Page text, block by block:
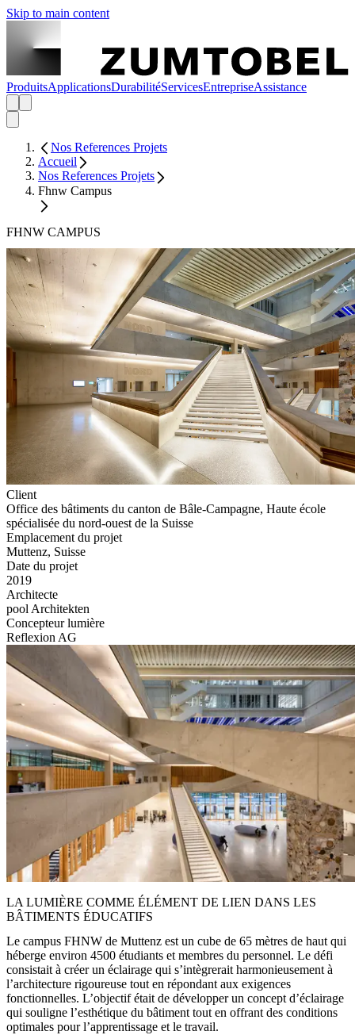
Skip to main content
ProduitsApplicationsDurabilitéServicesEntrepriseAssistance
Nos References Projets
Accueil
Nos References Projets
Fhnw Campus
FHNW CAMPUS
Client
Office des bâtiments du canton de Bâle-Campagne, Haute école
spécialisée du nord-ouest de la Suisse
Emplacement du projet
Muttenz, Suisse
Date du projet
2019
Architecte
pool Architekten
Concepteur lumière
Reflexion AG
LA LUMIÈRE COMME ÉLÉMENT DE LIEN DANS LES
BÂTIMENTS ÉDUCATIFS
Le campus FHNW de Muttenz est un cube de 65 mètres de haut qui
héberge environ 4500 étudiants et membres du personnel. Le défi
consistait à créer un éclairage qui s’intègrerait harmonieusement à
l’architecture rigoureuse tout en répondant aux exigences
fonctionnelles. L’objectif était de développer un concept d’éclairage
qui souligne l’esthétique du bâtiment tout en offrant des conditions
optimales pour l’apprentissage et le travail.